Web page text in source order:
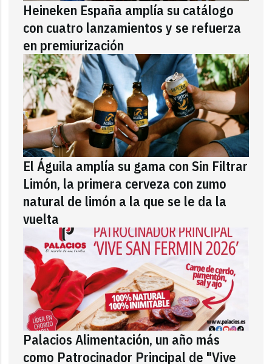
Heineken España amplía su catálogo
con cuatro lanzamientos y se refuerza
en premiurización
El Águila amplía su gama con Sin Filtrar
Limón, la primera cerveza con zumo
natural de limón a la que se le da la
vuelta
Palacios Alimentación, un año más
como Patrocinador Principal de "Vive